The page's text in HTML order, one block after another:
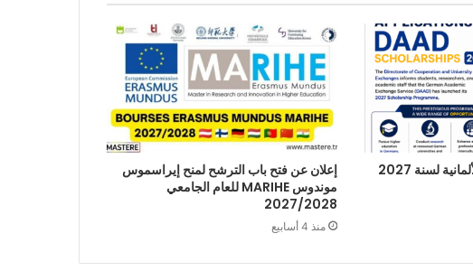
إعلان عن فتح باب الترشح لمنح إيراسموس
موندوس MARIHE للعام الجامعي
2027/2028
منذ 4 أسابيع